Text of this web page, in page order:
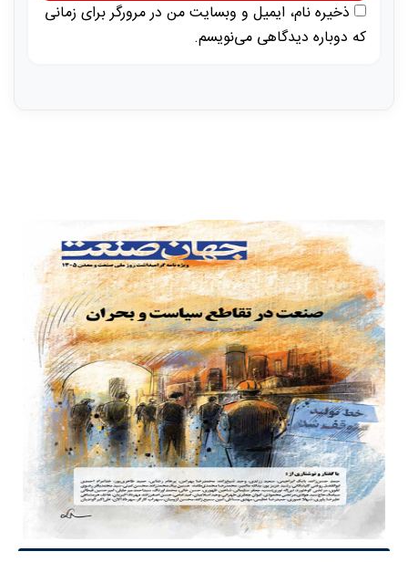
ذخیره نام، ایمیل و وبسایت من در مرورگر برای زمانی
که دوباره دیدگاهی می‌نویسم.